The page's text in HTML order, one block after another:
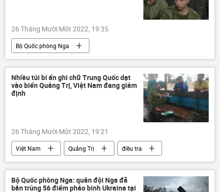
26 Tháng Mười Một 2022, 19:35
Bộ Quốc phòng Nga
Chiến dịch quân sự đặc biệt tại Ukraina
Quân sự
Quân đội Nga
Cuộc khủng hoảng ở Ukraina
Ukraina
Nhiều túi bí ẩn ghi chữ Trung Quốc dạt
vào biển Quảng Trị, Việt Nam đang giám
định
26 Tháng Mười Một 2022, 19:21
Việt Nam Quảng Trị
điều tra
Thời sự
Bộ Quốc phòng Nga: quân đội Nga đã
bắn trúng 56 điểm pháo binh Ukraina tại